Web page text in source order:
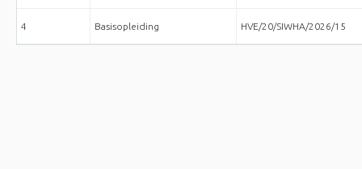
4 Basisopleiding HVE/20/SIWHA/2026/15